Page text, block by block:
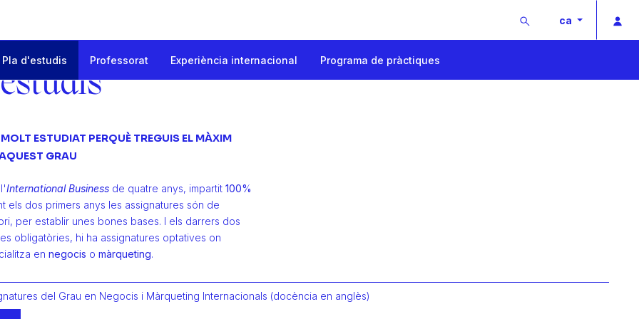
Buscar ca
Internacionals (docència en anglès)
Pla d'estudis Professorat Experiència internacional Programa de pràctiques
ESTUDIAT PERQUÈ TREGUIS EL MÀXIM
GRAU
International Business de quatre anys, impartit 100%
els dos primers anys les assignatures són de
per establir unes bones bases. I els darrers dos
obligatòries, hi ha assignatures optatives on
en negocis o màrqueting.
del Grau en Negocis i Màrqueting Internacionals (docència en anglès)